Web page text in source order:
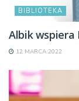
BIBLIOTEKA
Albik wspiera
12 MARCA 2022